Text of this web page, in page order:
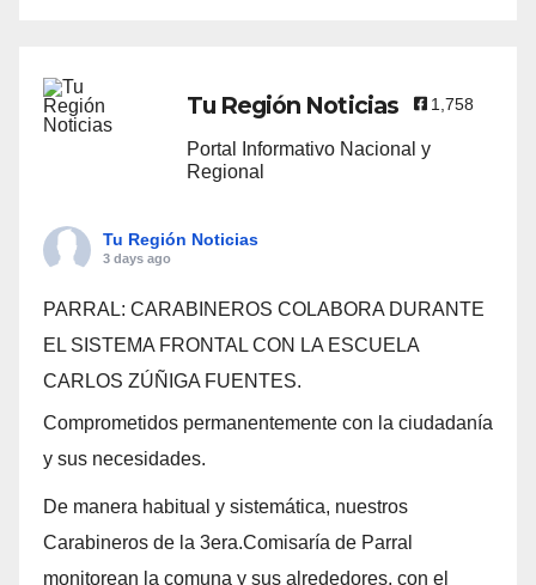
Tu Región Noticias 1,758
Portal Informativo Nacional y
Regional
Tu Región Noticias
3 days ago
PARRAL: CARABINEROS COLABORA DURANTE
EL SISTEMA FRONTAL CON LA ESCUELA
CARLOS ZÚÑIGA FUENTES.
Comprometidos permanentemente con la ciudadanía
y sus necesidades.
De manera habitual y sistemática, nuestros
Carabineros de la 3era.Comisaría de Parral
monitorean la comuna y sus alrededores, con el